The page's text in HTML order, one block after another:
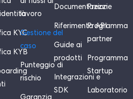
KYC
KYB
lavoro
Gestione del
caso
Punteggio di
rischio
Documentazione
Riferimento API
Guide ai
prodotti
Integrazioni e
SDK
Prezzi
Programma
partner
Programma
Startup
Laboratorio